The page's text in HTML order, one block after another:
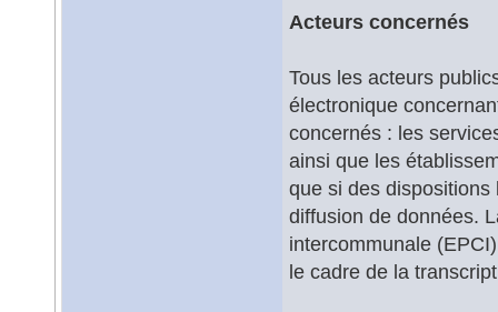
Acteurs concernés
Tous les acteurs
électronique
concernés : les
ainsi que les
que si des
diffusion de données.
intercommunale
le cadre de la